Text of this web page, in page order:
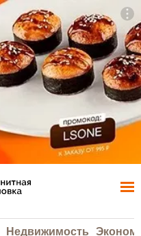
Недвижимость